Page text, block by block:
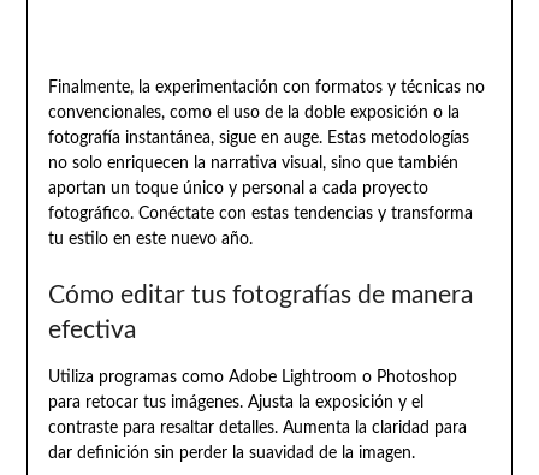
Finalmente, la experimentación con formatos y técnicas no
convencionales, como el uso de la doble exposición o la
fotografía instantánea, sigue en auge. Estas metodologías
no solo enriquecen la narrativa visual, sino que también
aportan un toque único y personal a cada proyecto
fotográfico. Conéctate con estas tendencias y transforma
tu estilo en este nuevo año.
Cómo editar tus fotografías de manera
efectiva
Utiliza programas como Adobe Lightroom o Photoshop
para retocar tus imágenes. Ajusta la exposición y el
contraste para resaltar detalles. Aumenta la claridad para
dar definición sin perder la suavidad de la imagen.